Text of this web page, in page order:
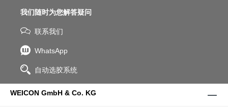
我们随时为您解答疑问
联系我们
WhatsApp
自动选胶系统
WEICON GmbH & Co. KG